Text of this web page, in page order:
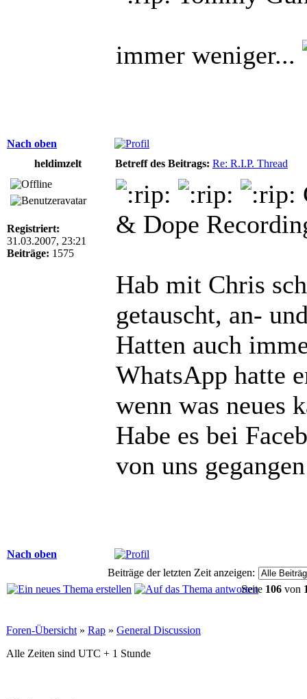
immer weniger...
Nach oben
heldimzelt
Betreff des Beitrags: Re: R.I.P. Thread
Registriert:
31.03.2007, 23:21
Beiträge: 1575
& Dope
Hab mit Chris
getauscht, an-
Hatten auch
WhatsApp hatte
wenn was neues
Habe es bei
von uns
Nach oben
Beiträge der letzten Zeit anzeigen:
Seite 106 von
Foren-Übersicht » Rap » General Discussion
Alle Zeiten sind UTC + 1 Stunde